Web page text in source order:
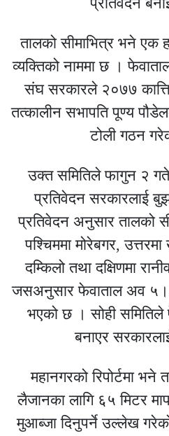
तालको सीमाभित्र भने एक
व्यक्तिको नाममा छ ।
संघ सरकारले २०७७
तत्कालीन सभापति पूण्य
टोली गठन
उक्त समितिले फागुन २ गते
प्रतिवेदन सरकारलाई
प्रतिवेदन अनुसार तालको
पश्चिममा मोरेबगर,
दम्किलो तथा दक्षिणमा
जसअनुसार फेवाताल अव
भएको छ । सोही समितिले
बनाएर
महानगरको रिपोर्टमा भने
लैजानका लागि ६५ मिटर
मुआब्जा दिनुपर्ने उल्लेख